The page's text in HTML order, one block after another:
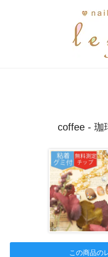
coffee - 珈
この商品の